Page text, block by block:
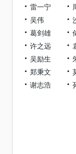
雷一宁
吴伟
葛剑雄
许之远
吴励生
郑秉文
谢志浩